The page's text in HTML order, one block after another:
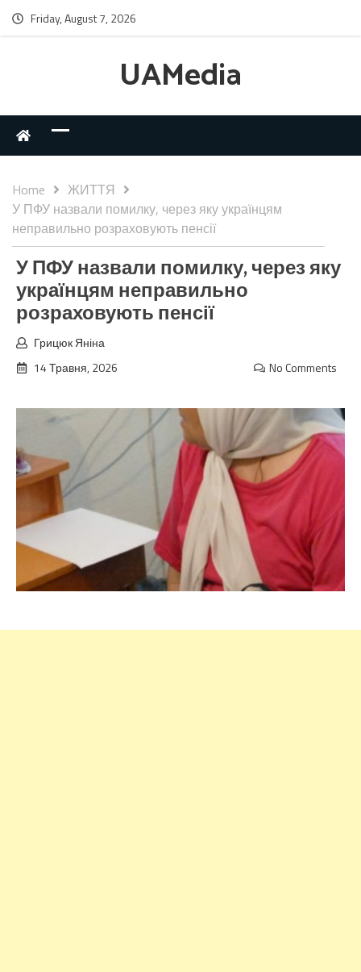
Friday, August 7, 2026
UAMedia
Home
ЖИТТЯ
У ПФУ назвали помилку, через яку українцям
неправильно розраховують пенсії
У ПФУ назвали помилку, через яку
українцям неправильно
розраховують пенсії
Грицюк Яніна
14 Травня, 2026
No Comments